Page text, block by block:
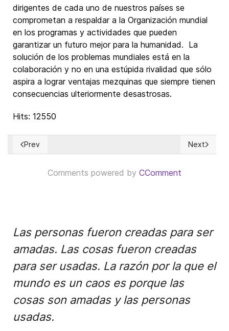
dirigentes de cada uno de nuestros países se
comprometan a respaldar a la Organización mundial
en los programas y actividades que pueden
garantizar un futuro mejor para la humanidad. La
solución de los problemas mundiales está en la
colaboración y no en una estúpida rivalidad que sólo
aspira a lograr ventajas mezquinas que siempre tienen
consecuencias ulteriormente desastrosas.
Hits: 12550
Previous article: Lecciones de Historia: sobre ética política
Prev Next
Next
Comments powered by CComment
Las personas fueron creadas para ser
amadas. Las cosas fueron creadas
para ser usadas. La razón por la que el
mundo es un caos es porque las
cosas son amadas y las personas
usadas.